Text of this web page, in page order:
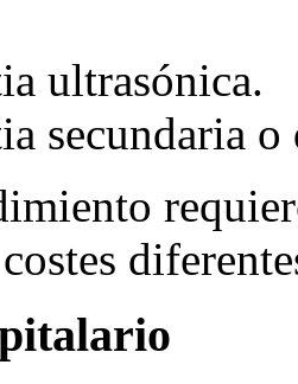
ultrasónica.
secundaria